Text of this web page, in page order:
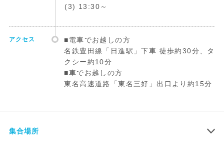
(3) 13:30～
アクセス
■電車でお越しの方
名鉄豊田線「日進駅」下車 徒歩約30分、タ
クシー約10分
■車でお越しの方
東名高速道路「東名三好」出口より約15分
集合場所